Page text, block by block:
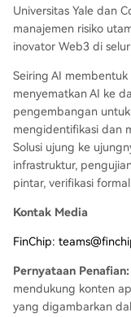
Universitas Yale dan
manajemen risiko
inovator Web3 di
Seiring AI
menyematkan AI ke
pengembangan
mengidentifikasi dan
Solusi ujung ke
infrastruktur,
pintar, verifikasi
Kontak Media
FinChip:
Pernyataan Penafian:
mendukung konten
yang digambarkan